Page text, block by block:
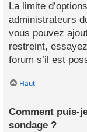
La limite
administrateurs
vous pouvez
restreint,
forum s’il est
Haut
Comment puis-
sondage ?